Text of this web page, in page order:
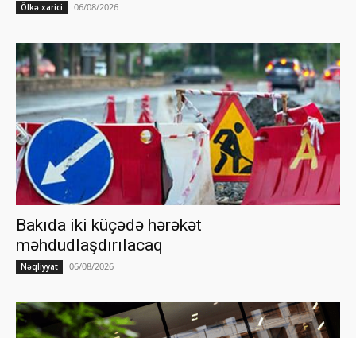
Ölkə xarici 06/08/2026
Bakıda iki küçədə hərəkət
məhdudlaşdırılacaq
Nəqliyyat 06/08/2026